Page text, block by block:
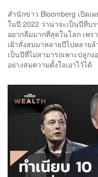
สำนักข่าว Bloomberg เปิดเ
ในปี 2022 ว่าน่าจะเป็นปีที่บ
อยากลืมมากที่สุดในโลก เพ
เฝ้าสั่งสมมาหลายปีไปหลาย
เป็นปีที่ไม่สามารถเพาะปลูกง
อย่างสมความตั้งใจเอาไว้ได้